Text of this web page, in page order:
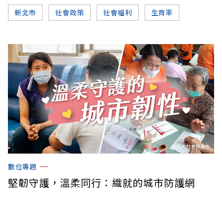
新北市 社會政策 社會福利 生育率
數位專題
堅韌守護，溫柔同行：織就的城市防護網